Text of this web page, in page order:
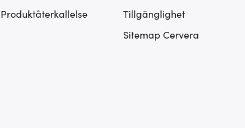
Produktåterkallelse
Tillgänglighet
Sitemap Cervera